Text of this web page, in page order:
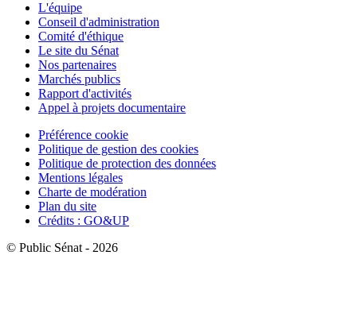
L'équipe
Conseil d'administration
Comité d'éthique
Le site du Sénat
Nos partenaires
Marchés publics
Rapport d'activités
Appel à projets documentaire
Préférence cookie
Politique de gestion des cookies
Politique de protection des données
Mentions légales
Charte de modération
Plan du site
Crédits : GO&UP
© Public Sénat - 2026